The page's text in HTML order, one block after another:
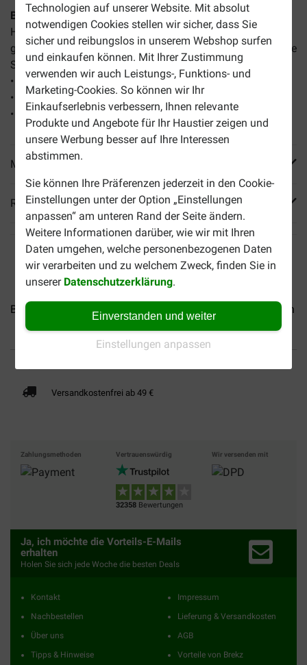
Technologien auf unserer Website. Mit absolut
notwendigen Cookies stellen wir sicher, dass Sie
sicher und reibungslos in unserem Webshop surfen
und einkaufen können. Mit Ihrer Zustimmung
verwenden wir auch Leistungs-, Funktions- und
Marketing-Cookies. So können wir Ihr
Einkaufserlebnis verbessern, Ihnen relevante
Produkte und Angebote für Ihr Haustier zeigen und
unsere Werbung besser auf Ihre Interessen
abstimmen.
Sie können Ihre Präferenzen jederzeit in den Cookie-
Einstellungen unter der Option „Einstellungen
anpassen“ am unteren Rand der Seite ändern.
Weitere Informationen darüber, wie wir mit Ihren
Daten umgehen, welche personenbezogenen Daten
wir verarbeiten und zu welchem Zweck, finden Sie in
unserer Datenschutzerklärung.
Einverstanden und weiter
Einstellungen anpassen
Brekz Premium Mini Hearts sind leckere, kleine
Hundesnacks in Herzchen-Form, die für alle Hundegrößen
geeignet sind. Es sind leckere und verantwortungsbewusste
Snacks in einer Packung von 200 Gramm.
• Mit 89% Hühnerfleisch
• Geeignet für alle Hunde ab einem Alter von 4 Monaten
• Ideal als Belohnungssnack
Mehr Produktinfos
Reviews
Brekz Premium Calcium Bones... Brekz Premium Chicken
Versandkostenfrei ab 49 €
Zahlungsmethoden Vertrauenswürdig
32358 Bewertungen
Wir versenden mit
Ja, ich möchte die Vorteils-E-Mails
erhalten
Holen Sie sich jede Woche die besten Deals
Kontakt
Nachbestellen
Über uns
Tipps & Hinweise
Impressum
Lieferung & Versandkosten
AGB
Vorteile von Brekz